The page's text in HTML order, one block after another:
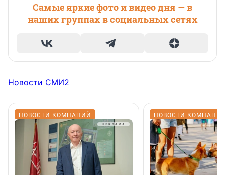
Самые яркие фото и видео дня — в
наших группах в социальных сетях
Новости СМИ2
НОВОСТИ КОМПАНИЙ НОВОСТИ